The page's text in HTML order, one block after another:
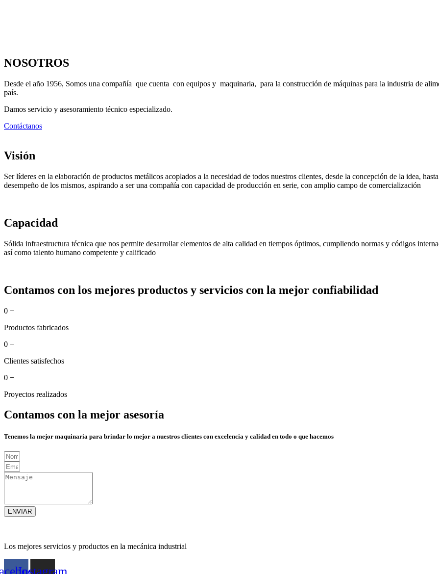
NOSOTROS
Desde el año 1956, Somos una compañía que cuenta con equipos y maquinaria, para la construcción de máquinas para la industria de
país.
Damos servicio y asesoramiento técnico especializado.
Contáctanos
Visión
Ser líderes en la elaboración de productos metálicos acoplados a la necesidad de todos nuestros clientes, desde la concepción de la idea,
desempeño de los mismos, aspirando a ser una compañía con capacidad de producción en serie, con amplio campo de comercialización
Capacidad
Sólida infraestructura técnica que nos permite desarrollar elementos de alta calidad en tiempos óptimos, cumpliendo normas y códigos
así como talento humano competente y calificado
Contamos con los mejores productos y servicios con la mejor confiabilidad
0 +
Productos fabricados
0 +
Clientes satisfechos
0 +
Proyectos realizados
Contamos con la mejor asesoría
Tenemos la mejor maquinaria para brindar lo mejor a nuestros clientes con excelencia y calidad en todo o que hacemos
ENVIAR
Los mejores servicios y productos en la mecánica industrial
Instagram